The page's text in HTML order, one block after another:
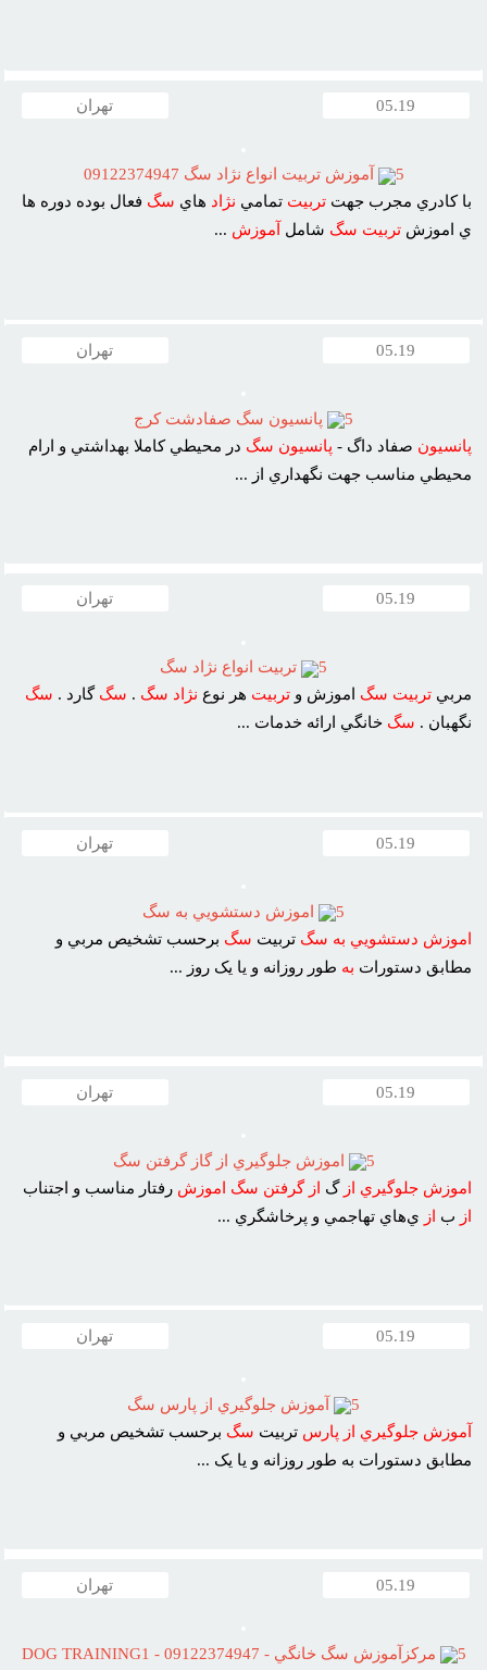
05.19 تهران
5
آموزش تربيت انواع نژاد سگ 09122374947
با کادري مجرب جهتتربيت تمامي نژاد هاي سگ فعال بوده دوره ها
ي اموزشتربيت سگ شامل آموزش ...
05.19 تهران
5
پانسيون سگ صفادشت کرج
پانسيون صفاد داگ - پانسيون سگ در محيطي کاملا بهداشتي و ارام
محيطي مناسب جهت نگهداري از ...
05.19 تهران
5
تربيت انواع نژاد سگ
مربيتربيت سگ اموزش وتربيت هر نوع نژاد سگ . سگ گارد . سگ
نگهبان . سگ خانگي ارائه خدمات ...
05.19 تهران
5
اموزش دستشويي به سگ
اموزش دستشويي به سگ تربيت سگ برحسب تشخيص مربي و
مطابق دستورات به طور روزانه و يا يک روز ...
05.19 تهران
5
اموزش جلوگيري از گاز گرفتن سگ
اموزش جلوگيري از گ از گرفتن سگ اموزش رفتار مناسب و اجتناب
از ب از ي‌هاي تهاجمي و پرخاشگري ...
05.19 تهران
5
آموزش جلوگيري از پارس سگ
آموزش جلوگيري از پارس تربيت سگ برحسب تشخيص مربي و
مطابق دستورات به طور روزانه و يا يک ...
05.19 تهران
5
مرکزآموزش سگ خانگي - 09122374947 - DOG TRAINING1